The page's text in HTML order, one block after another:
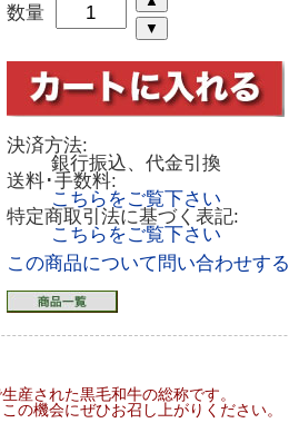
数量
決済方法:
銀行振込、代金引換
送料･手数料:
こちらをご覧下さい
特定商取引法に基づく表記:
こちらをご覧下さい
この商品について問い合わせする
産された黒毛和牛の総称です。
の機会にぜひお召し上がりください。